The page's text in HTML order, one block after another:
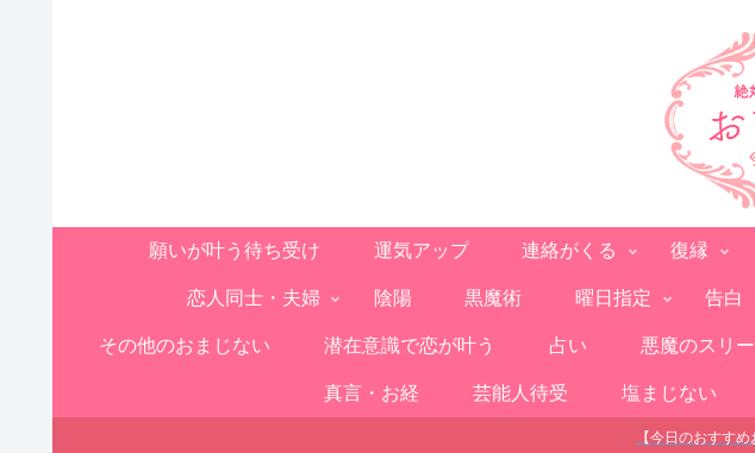
願いが叶う待ち受け 運気アップ 連絡がくる 復縁
恋人同士・夫婦 陰陽 黒魔術 曜日指定 告白
その他のおまじない 潜在意識で恋が叶う 占い 悪魔のスリ
真言・お経 芸能人待受 塩まじない
【今日のおすす